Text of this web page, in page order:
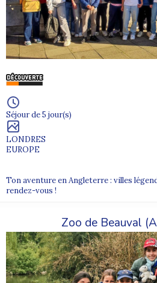
Séjour de 5 jour(s)
LONDRES
EUROPE
Ton aventure en Angleterre : villes
rendez-vous !
Zoo de Beauval